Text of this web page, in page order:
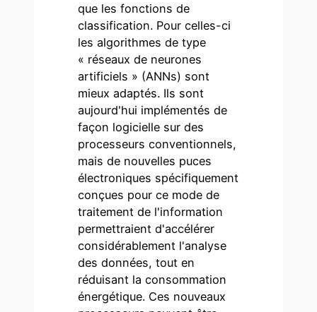
que les fonctions de
classification. Pour celles-ci
les algorithmes de type
« réseaux de neurones
artificiels » (ANNs) sont
mieux adaptés. Ils sont
aujourd'hui implémentés de
façon logicielle sur des
processeurs conventionnels,
mais de nouvelles puces
électroniques spécifiquement
conçues pour ce mode de
traitement de l'information
permettraient d'accélérer
considérablement l'analyse
des données, tout en
réduisant la consommation
énergétique. Ces nouveaux